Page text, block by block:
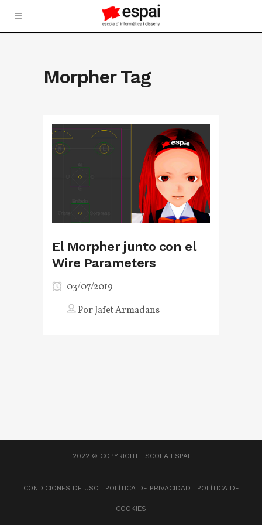
Morpher Tag
El Morpher junto con el
Wire Parameters
03/07/2019
PorJafet Armadans
2022 © COPYRIGHT ESCOLA ESPAI
CONDICIONES DE USO POLÍTICA DE PRIVACIDAD POLÍTICA DE
COOKIES